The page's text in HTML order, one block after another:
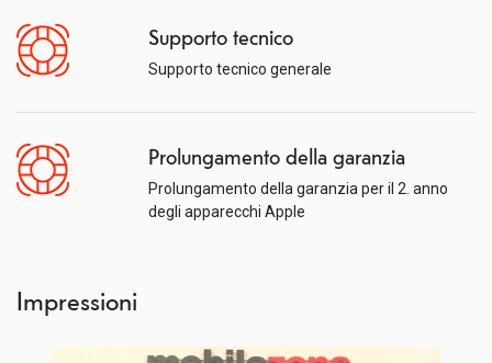
Supporto tecnico
Supporto tecnico generale
Prolungamento della garanzia
Prolungamento della garanzia per il 2. anno
degli apparecchi Apple
Impressioni